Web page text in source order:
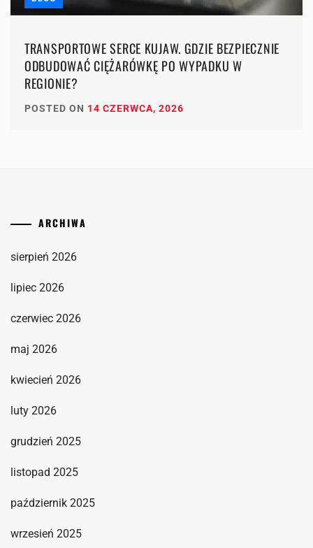
TRANSPORTOWE SERCE KUJAW. GDZIE BEZPIECZNIE
ODBUDOWAĆ CIĘŻARÓWKĘ PO WYPADKU W
REGIONIE?
POSTED ON 14 CZERWCA, 2026
ARCHIWA
sierpień 2026
lipiec 2026
czerwiec 2026
maj 2026
kwiecień 2026
luty 2026
grudzień 2025
listopad 2025
październik 2025
wrzesień 2025